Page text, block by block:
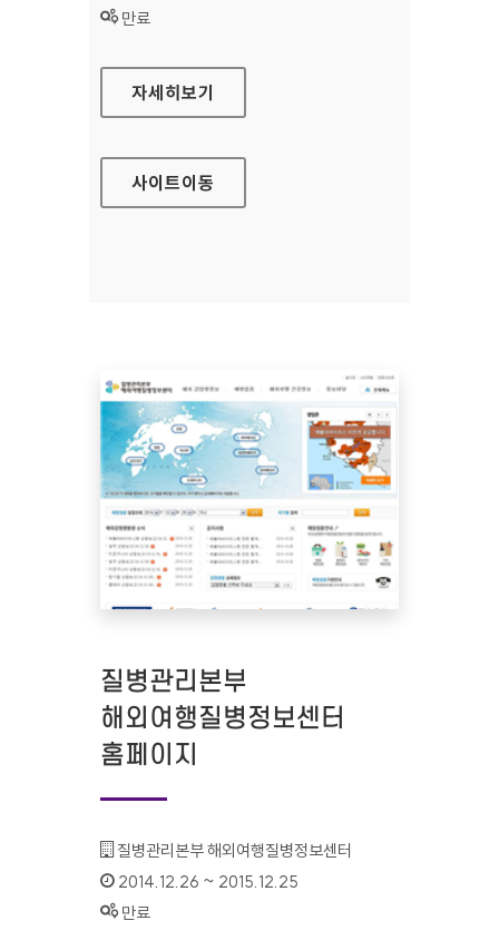
상태 :
만료
MEDIAKOR RUSSIAN 홈페이지
자세히보기
사이트이동
질병관리본부
해외여행질병정보센터
홈페이지
기관명 :
질병관리본부 해외여행질병정보센터
인증기간 :
2014.12.26 ~ 2015.12.25
상태 :
만료